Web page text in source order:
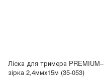
Ліска для тримера PREMIUM–
зірка 2,4ммх15м (35-053)